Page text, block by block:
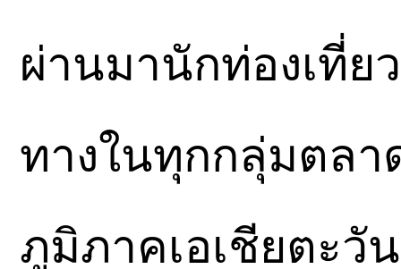
ผ่านมานักท่องเที่ย
ทางในทุกกลุ่มตลา
ภูมิภาคเอเชียตะวั